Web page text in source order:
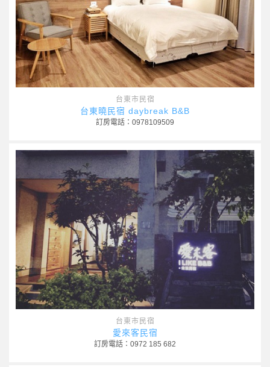
台東市民宿
台東曉民宿 daybreak B&B
訂房電話：0978109509
台東市民宿
愛來客民宿
訂房電話：0972 185 682